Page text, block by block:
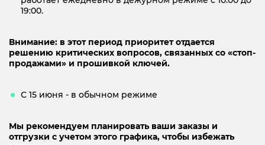
19:00.
Внимание: в этот период приоритет отдается
решению критических вопросов, связанных со «стоп-
продажами» и прошивкой ключей.
С 15 июня - в обычном режиме
Мы рекомендуем планировать ваши заказы и
отгрузки с учетом этого графика, чтобы избежать